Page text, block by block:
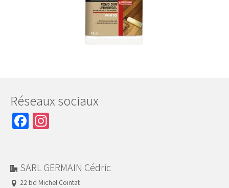
Réseaux sociaux
Facebook
SARL GERMAIN Cédric
22 bd Michel Cointat